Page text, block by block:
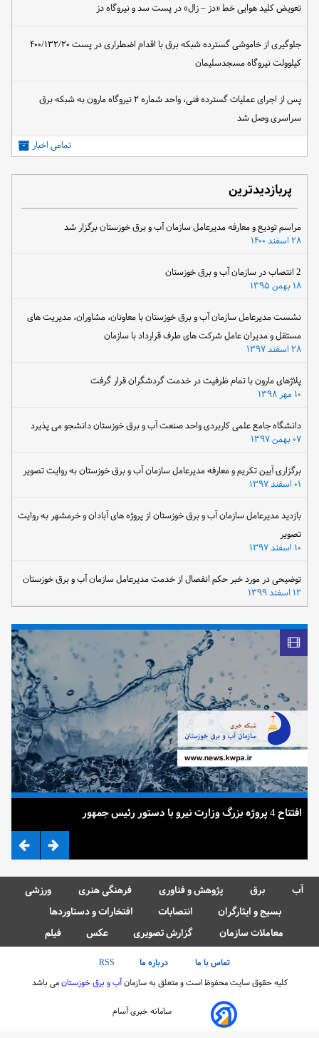
تعویض کلید هوایی خط «دز – زال» در پست سد و نیروگاه دز
جلوگیری از خاموشی گسترده شبکه برق با اقدام اضطراری در پست ۴۰۰/۱۳۲/۲۰
کیلوولت نیروگاه مسجدسلیمان
پس از اجرای عملیات گسترده فنی، واحد شماره ۲ نیروگاه مارون به شبکه برق
سراسری وصل شد
تمامی اخبار
پربازدیدترین
مراسم تودیع و معارفه مدیرعامل سازمان آب و برق خوزستان برگزار شد
۲۸ اسفند ۱۴۰۰
۱۸ بهمن ۱۳۹۵
نشست مدیرعامل سازمان آب و برق خوزستان با معاونان، مشاوران، مدیریت های
مستقل و مدیران عامل شرکت های طرف قرارداد با سازمان
۲۸ اسفند ۱۳۹۷
پلاژهای مارون با تمام ظرفیت در خدمت گردشگران قرار گرفت
دانشگاه جامع علمی کاربردی واحد صنعت آب و برق خوزستان دانشجو می پذیرد
۰۷ بهمن ۱۳۹۷
برگزاری آیین تکریم و معارفه مدیرعامل سازمان آب و برق خوزستان به روایت تصویر
بازدید مدیرعامل سازمان آب و برق خوزستان از پروژه های آبادان و خرمشهر به روایت
تصویر
توضیحی در مورد خبر حکم انفصال از خدمت مدیرعامل سازمان آب و برق خوزستان
۱۲ اسفند ۱۳۹۹
افتتاح 4 پروژه بزرگ وزارت نیرو با دستور رئیس جمهور
آب برق پژوهش و فناوری فرهنگی هنری
ورزشی
بسیج و ایثارگران
انتصابات
افتخارات و دستاوردها
معاملات سازمان
گزارش تصویری عکس فیلم
تماس با ما درباره ما
RSS
کلیه حقوق سایت محفوظ است و متعلق به سازمانآب و برق خوزستانمی باشد
سامانه خبری آسام